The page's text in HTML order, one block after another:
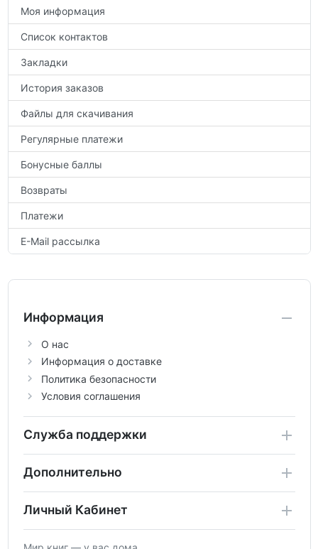
Моя информация
Список контактов
Закладки
История заказов
Файлы для скачивания
Регулярные платежи
Бонусные баллы
Возвраты
Платежи
E-Mail рассылка
Информация
О нас
Информация о доставке
Политика безопасности
Условия соглашения
Служба поддержки
Дополнительно
Личный Кабинет